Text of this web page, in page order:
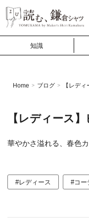
知識
Home > ブログ > 【レデ
【レディース
華やかさ溢れる、春色
#レディース #コー